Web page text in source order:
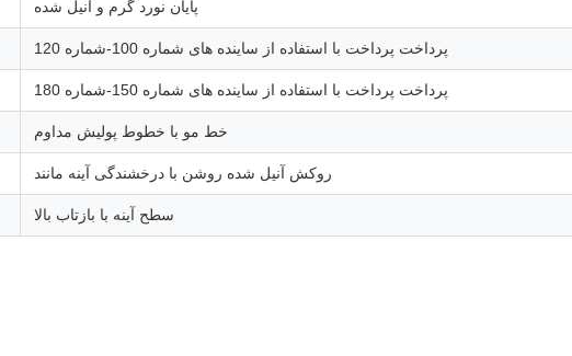
پایان نورد گرم و آنیل شده
پرداخت پرداخت با استفاده از ساینده های شماره 100-شماره 120
پرداخت پرداخت با استفاده از ساینده های شماره 150-شماره 180
خط مو با خطوط پولیش مداوم
روکش آنیل شده روشن با درخشندگی آینه مانند
سطح آینه با بازتاب بالا